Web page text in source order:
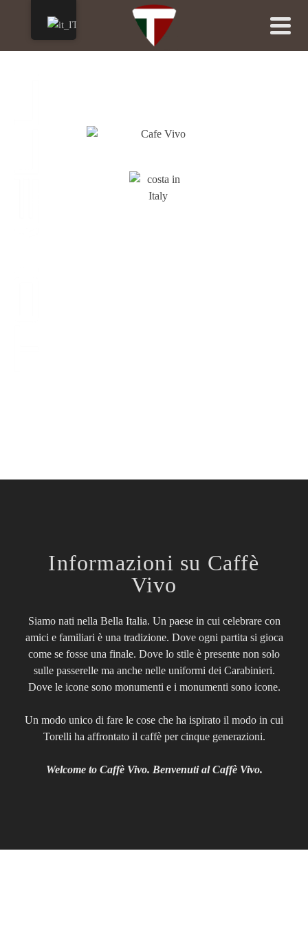
Informazioni su Caffè
Vivo
Siamo nati nella Bella Italia. Un paese in cui celebrare con
amici e familiari è una tradizione. Dove ogni partita si gioca
come se fosse una finale. Dove lo stile è presente non solo
sulle passerelle ma anche nelle uniformi dei Carabinieri.
Dove le icone sono monumenti e i monumenti sono icone.
Un modo unico di fare le cose che ha ispirato il modo in cui
Torelli ha affrontato il caffè per cinque generazioni.
Welcome to Caffè Vivo. Benvenuti al Caffè Vivo.